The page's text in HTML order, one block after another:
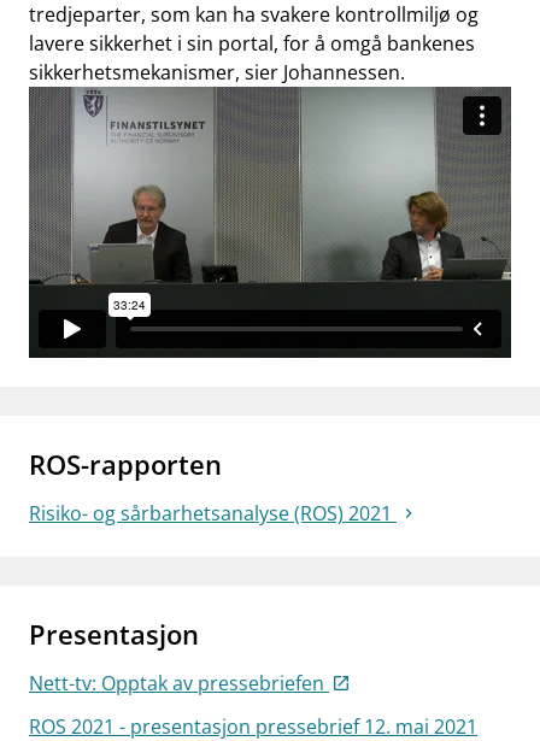
tredjeparter, som kan ha svakere kontrollmiljø og
lavere sikkerhet i sin portal, for å omgå bankenes
sikkerhetsmekanismer, sier Johannessen.
ROS-rapporten
Risiko- og sårbarhetsanalyse (ROS) 2021
Presentasjon
Nett-tv: Opptak av pressebriefen
ROS 2021 - presentasjon pressebrief 12. mai 2021